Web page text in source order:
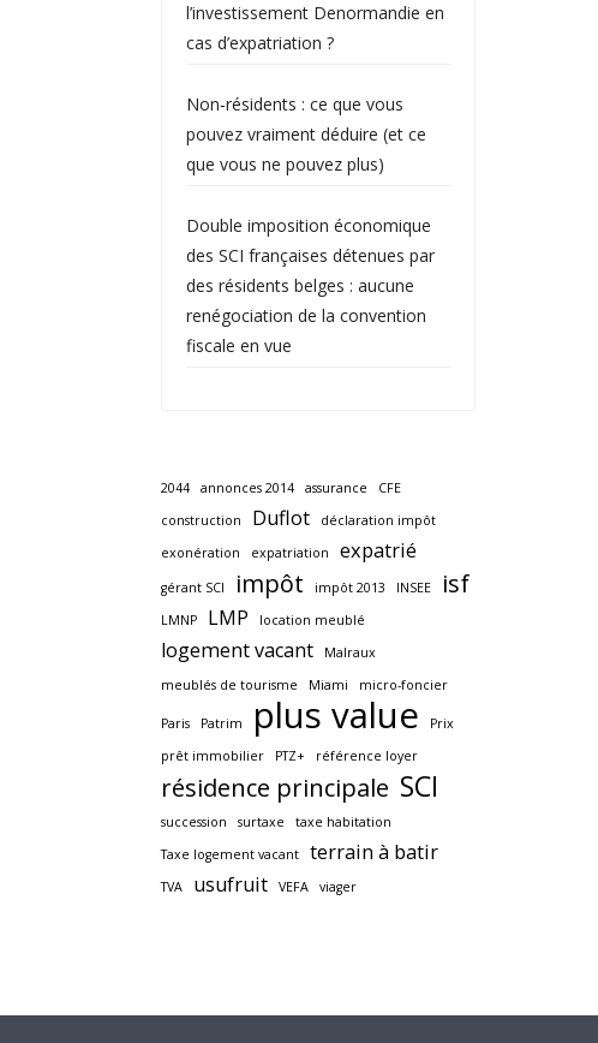
l’investissement Denormandie en
cas d’expatriation ?
Non‑résidents : ce que vous
pouvez vraiment déduire (et ce
que vous ne pouvez plus)
Double imposition économique
des SCI françaises détenues par
des résidents belges : aucune
renégociation de la convention
fiscale en vue
2044 annonces 2014 assurance
CFE
construction
Duflot
déclaration impôt
exonération
expatriation expatrié
gérant SCI impôt impôt 2013 INSEE isf
LMNP LMP location meublé
logement vacant
Malraux
meublés de tourisme
Miami micro-foncier
Paris Patrim plus value
Prix
prêt immobilier
PTZ+ référence loyer
résidence principale SCI
succession surtaxe
taxe habitation
Taxe logement vacant
terrain à batir
TVA usufruit VEFA viager